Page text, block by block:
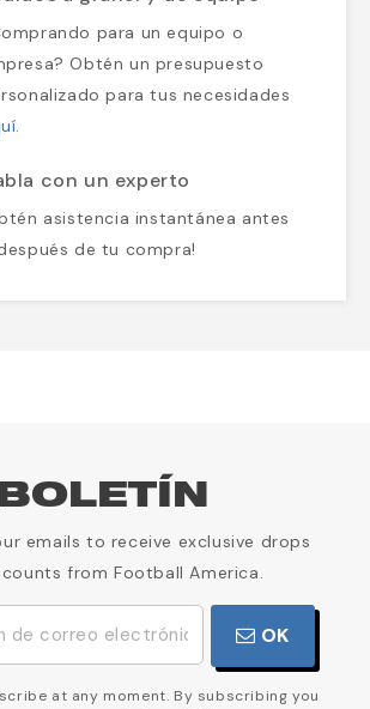
para un equipo o
Obtén un presupuesto
para tus necesidades
.
con un experto
asistencia instantánea antes
de tu compra!
emails to receive exclusive drops
from Football America.
OK
at any moment. By subscribing you